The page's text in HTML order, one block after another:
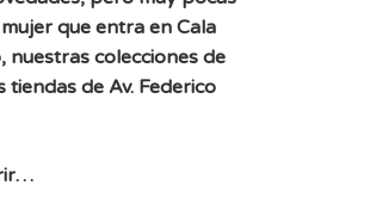
que entra en Cala
nuestras colecciones de
de Av. Federico